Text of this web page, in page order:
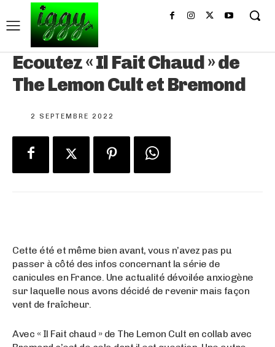
Ecoutez « Il Fait Chaud » de
The Lemon Cult et Bremond
2 SEPTEMBRE 2022
Cette été et même bien avant, vous n’avez pas pu
passer à côté des infos concernant la série de
canicules en France. Une actualité dévoilée anxiogène
sur laquelle nous avons décidé de revenir mais façon
vent de fraîcheur.
Avec « Il Fait chaud » de The Lemon Cult en collab avec